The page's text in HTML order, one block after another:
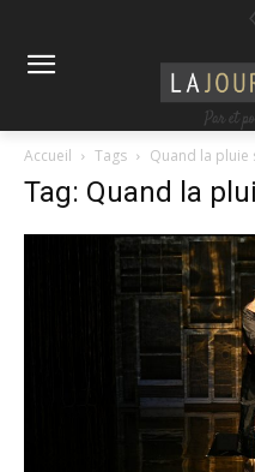
Accueil Tags Quand la pluie
Tag: Quand la